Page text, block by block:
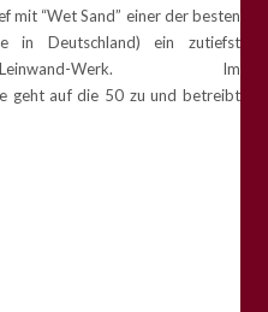
mit “Wet Sand” einer der besten
in Deutschland) ein zutiefst
Werk. Im
geht auf die 50 zu und betreibt